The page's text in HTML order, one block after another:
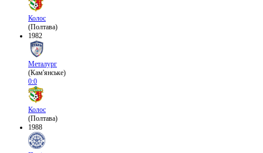
Колос
(Полтава)
1982
Металург
(Кам'янське)
0:0
Колос
(Полтава)
1988